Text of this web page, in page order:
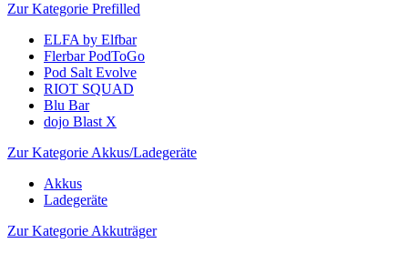
Zur Kategorie Prefilled
ELFA by Elfbar
Flerbar PodToGo
Pod Salt Evolve
RIOT SQUAD
Blu Bar
dojo Blast X
Zur Kategorie Akkus/Ladegeräte
Akkus
Ladegeräte
Zur Kategorie Akkuträger